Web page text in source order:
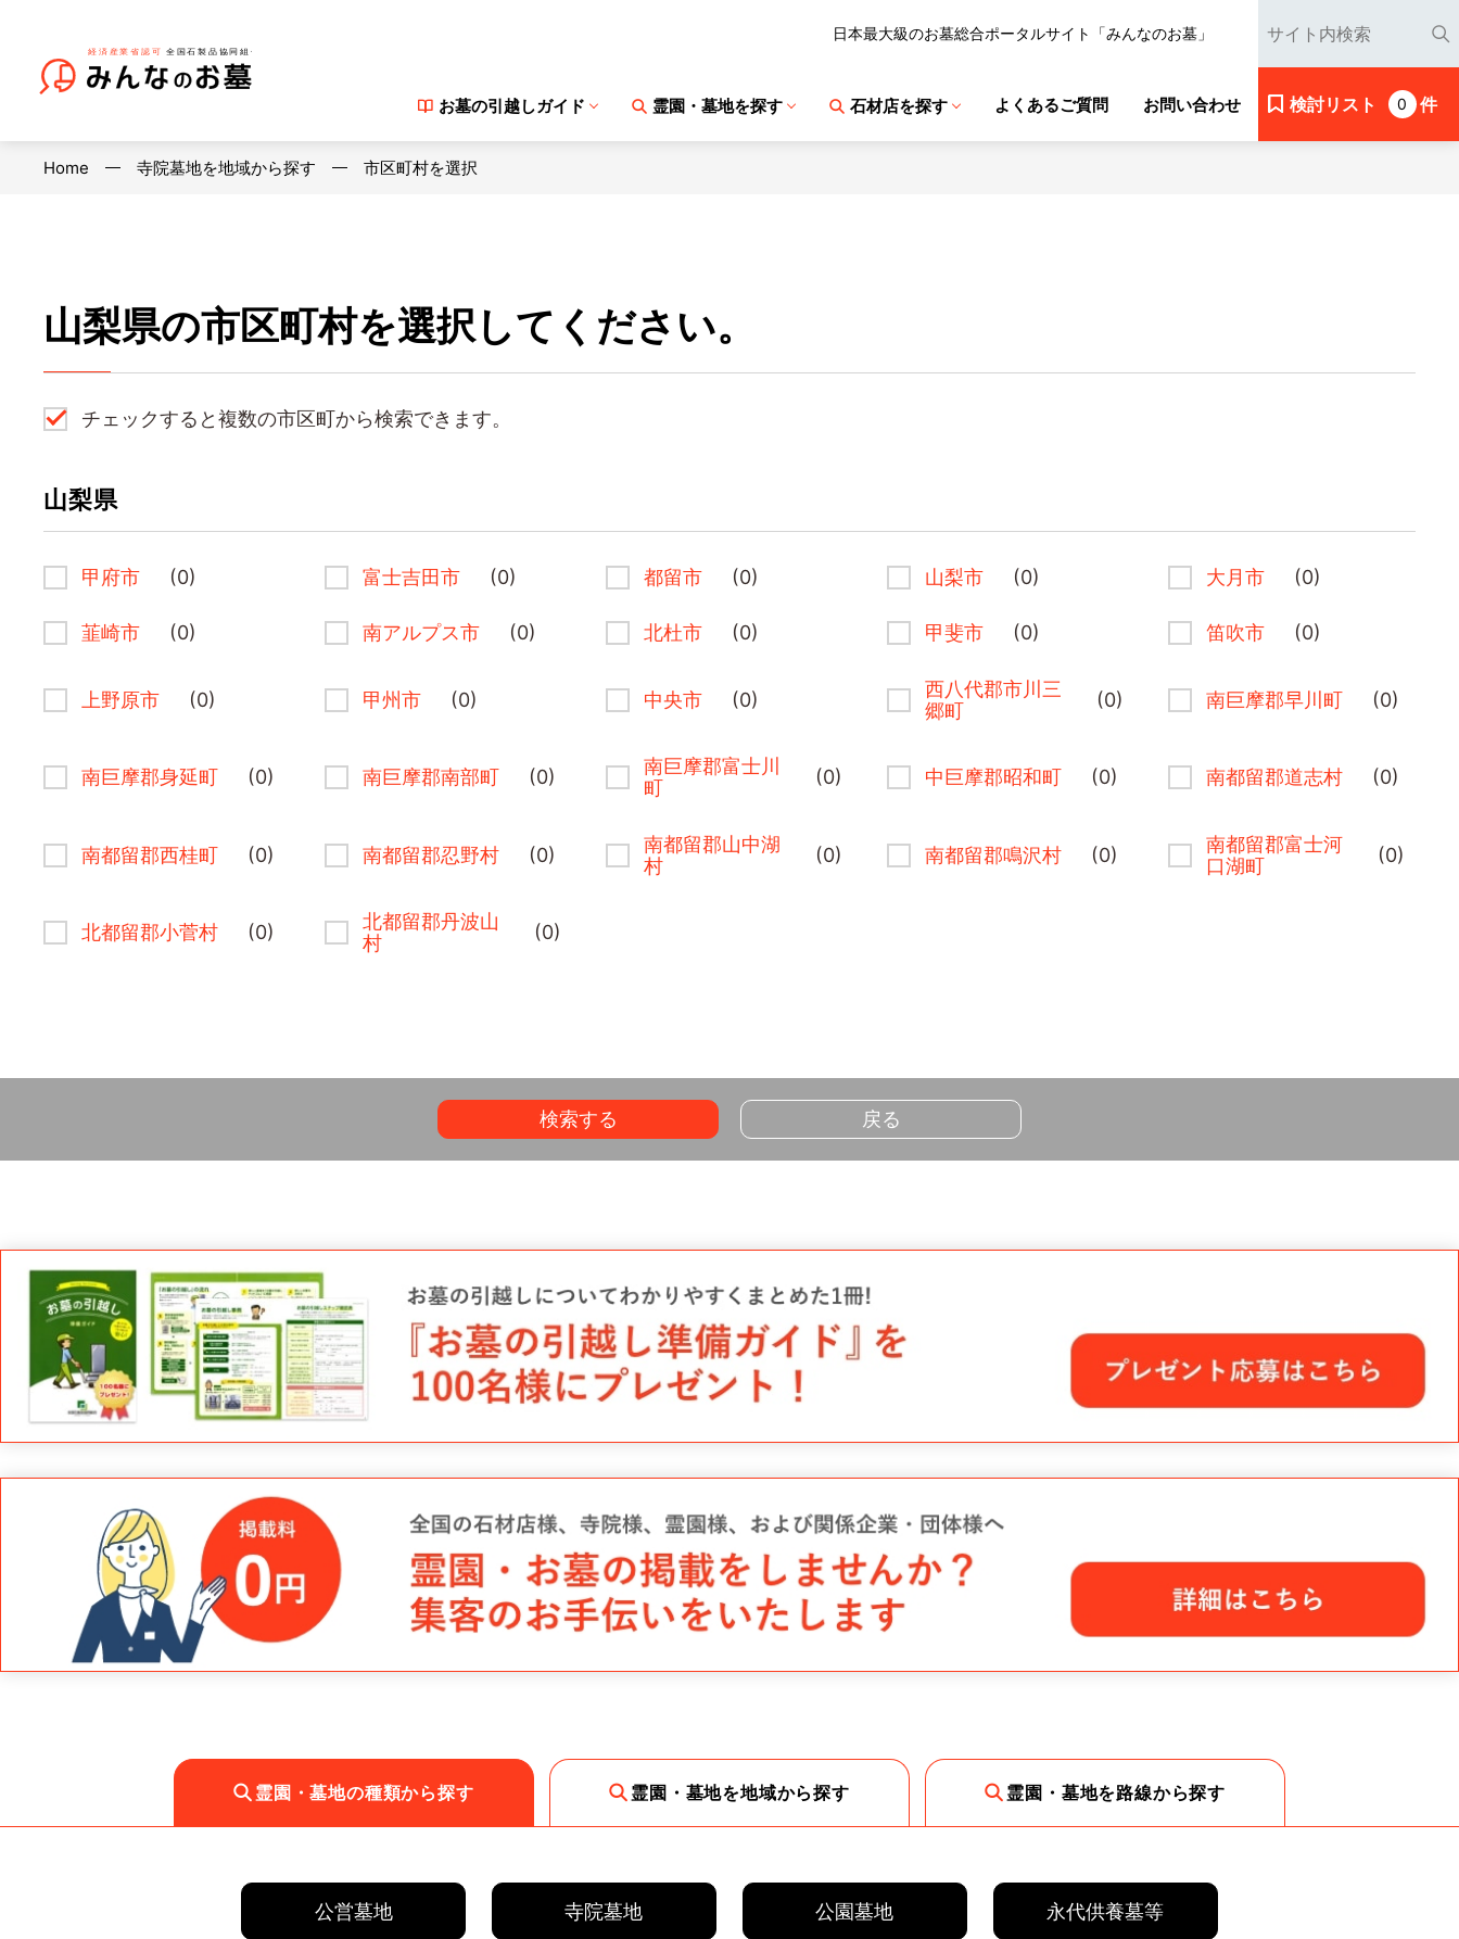
日本最大級のお墓総合ポータルサイト「みんなのお墓」
お墓の引越しガイド 霊園・墓地を探す 石材店を探す よくあるご質問 お問い合わせ 検討リスト 0 件
Home 寺院墓地を地域から探す 市区町村を選択
山梨県の市区町村を選択してください。
チェックすると複数の市区町から検索できます。
山梨県
甲府市 (0) 富士吉田市 (0) 都留市 (0) 山梨市 (0) 大月市 (0)
韮崎市 (0) 南アルプス市 (0) 北杜市 (0) 甲斐市 (0) 笛吹市 (0)
上野原市 (0) 甲州市 (0) 中央市 (0)
西八代郡市川三
郷町
(0) 南巨摩郡早川町 (0)
南巨摩郡身延町 (0) 南巨摩郡南部町 (0)
南巨摩郡富士川
町
(0) 中巨摩郡昭和町 (0) 南都留郡道志村 (0)
南都留郡西桂町 (0) 南都留郡忍野村 (0)
南都留郡山中湖
村
(0) 南都留郡鳴沢村 (0)
南都留郡富士河
口湖町
(0)
北都留郡小菅村 (0)
北都留郡丹波山
村
(0)
検索する 戻る
霊園・墓地の種類から探す 霊園・墓地を地域から探す 霊園・墓地を路線から探す
公営墓地 寺院墓地 公園墓地 永代供養墓等